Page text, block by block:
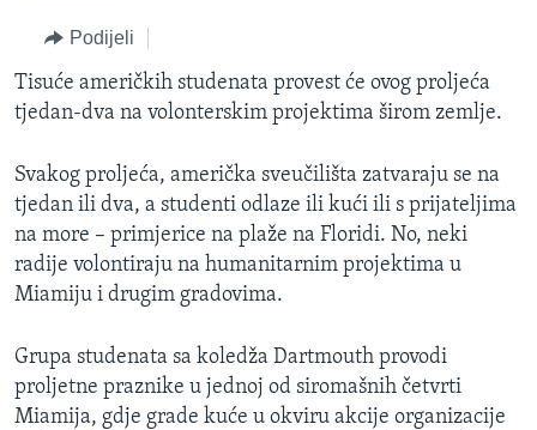
pretragu
SJEDINJENE AMERIČKE DRŽAVE
BOSNA I HERCEGOVINA
SVIJET
NAUKA I TEHNOLOGIJA
SPECIJALNI PROJEKTI
KORUPCIJA
SLOBODA MEDIJA
ŽENSKA STRANA
IZBJEGLIČKA STRANA
MAGAZIN
O GLASU AMERIKE
Learning English
Podijeli
Tisuće američkih studenata provest će ovog proljeća
tjedan-dva na volonterskim projektima širom zemlje.
Svakog proljeća, američka sveučilišta zatvaraju se na
tjedan ili dva, a studenti odlaze ili kući ili s prijateljima
na more – primjerice na plaže na Floridi. No, neki
radije volontiraju na humanitarnim projektima u
Miamiju i drugim gradovima.
Grupa studenata sa koledža Dartmouth provodi
proljetne praznike u jednoj od siromašnih četvrti
Miamija, gdje grade kuće u okviru akcije organizacije